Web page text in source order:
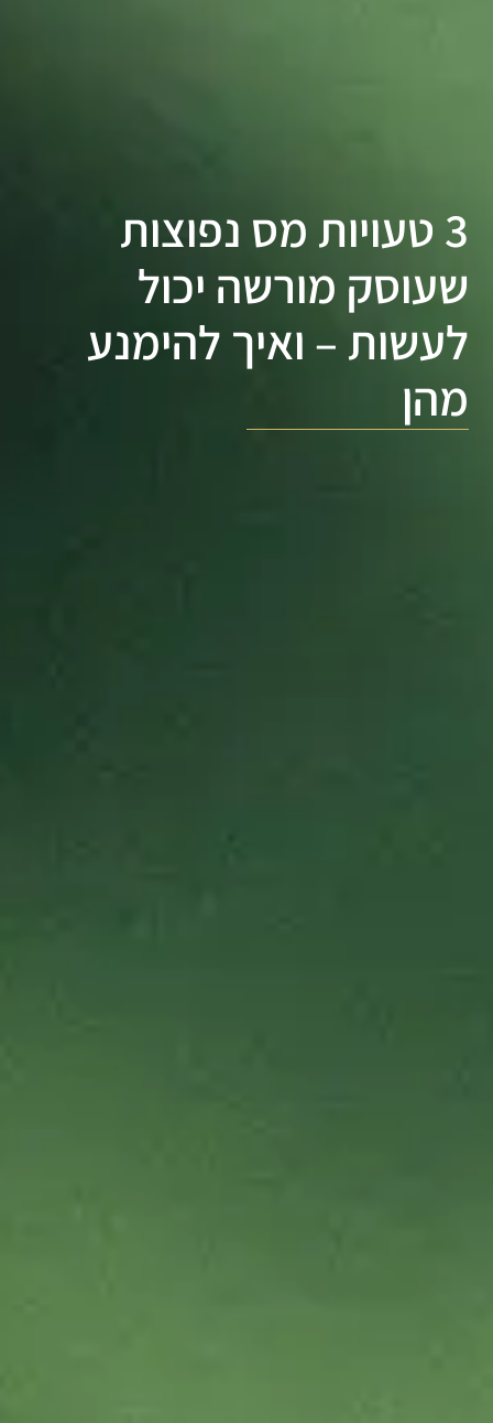
3 טעויות מס נפוצות
שעוסק מורשה יכול
לעשות – ואיך להימנע
מהן